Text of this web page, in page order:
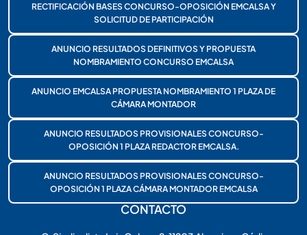
RECTIFICACIÓN BASES CONCURSO-OPOSICIÓN EMCALSA Y
SOLICITUD DE PARTICIPACIÓN
ANUNCIO RESULTADOS DEFINITIVOS Y PROPUESTA
NOMBRAMIENTO CONCURSO EMCALSA
ANUNCIO EMCALSA PROPUESTA NOMBRAMIENTO 1 PLAZA DE
CÁMARA MONTADOR
ANUNCIO RESULTADOS PROVISIONALES CONCURSO-
OPOSICIÓN 1 PLAZA REDACTOR EMCALSA.
ANUNCIO RESULTADOS PROVISIONALES CONCURSO-
OPOSICIÓN 1 PLAZA CÁMARA MONTADOR EMCALSA
CONTACTO